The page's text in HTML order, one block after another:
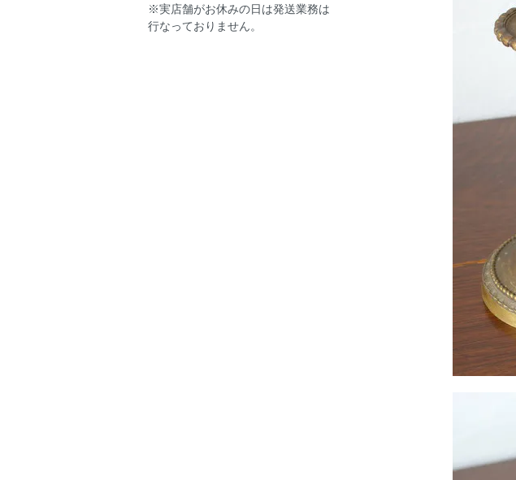
※実店舗がお休みの日は発送業務は
行なっておりません。